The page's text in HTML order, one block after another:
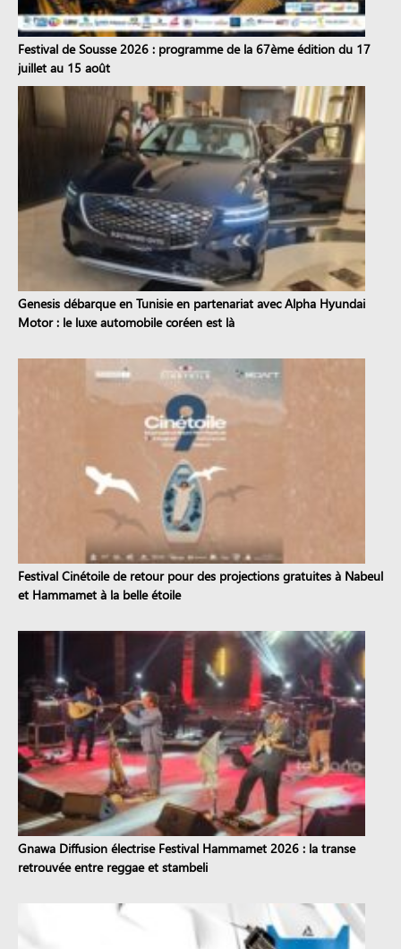
Festival de Sousse 2026 : programme de la 67ème édition du 17
juillet au 15 août
Genesis débarque en Tunisie en partenariat avec Alpha Hyundai
Motor : le luxe automobile coréen est là
Festival Cinétoile de retour pour des projections gratuites à Nabeul
et Hammamet à la belle étoile
Gnawa Diffusion électrise Festival Hammamet 2026 : la transe
retrouvée entre reggae et stambeli